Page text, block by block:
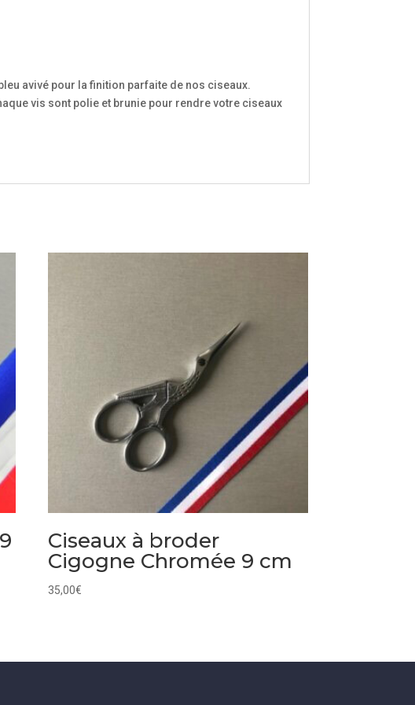
avivé pour la finition parfaite de nos ciseaux.
vis sont polie et brunie pour rendre votre ciseaux
Ciseaux à broder
Cigogne Chromée 9 cm
35,00€